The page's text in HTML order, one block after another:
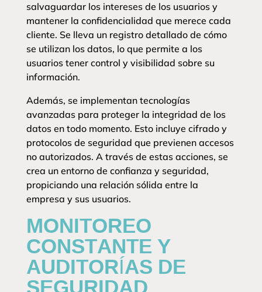
salvaguardar los intereses de los usuarios y
mantener la confidencialidad que merece cada
cliente. Se lleva un registro detallado de cómo
se utilizan los datos, lo que permite a los
usuarios tener control y visibilidad sobre su
información.
Además, se implementan tecnologías
avanzadas para proteger la integridad de los
datos en todo momento. Esto incluye cifrado y
protocolos de seguridad que previenen accesos
no autorizados. A través de estas acciones, se
crea un entorno de confianza y seguridad,
propiciando una relación sólida entre la
empresa y sus usuarios.
MONITOREO
CONSTANTE Y
AUDITORÍAS DE